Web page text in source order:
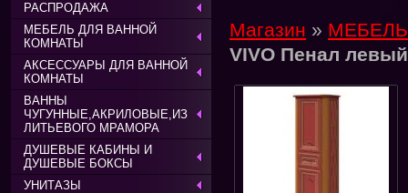
РАСПРОДАЖА
МЕБЕЛЬ ДЛЯ ВАННОЙ
КОМНАТЫ
АКСЕССУАРЫ ДЛЯ ВАННОЙ
КОМНАТЫ
ВАННЫ
ЧУГУННЫЕ,АКРИЛОВЫЕ,ИЗ
ЛИТЬЕВОГО МРАМОРА
ДУШЕВЫЕ КАБИНЫ И
ДУШЕВЫЕ БОКСЫ
УНИТАЗЫ
Магазин »
VIVO Пенал левый